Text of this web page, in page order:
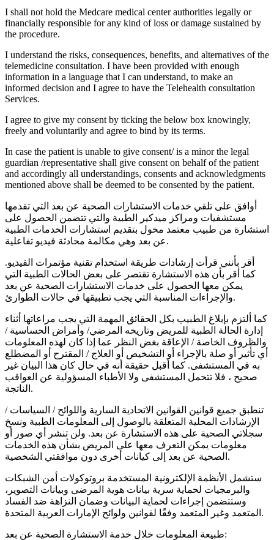
I shall not hold the Medcare medical center authorities legally or
financially responsible for any kind of loss or damage sustained by
the procedure.
I understand the risks, consequences, benefits, and alternatives of the
telemedicine consultation. I have been provided with enough
information in a language that I can understand, to make an
informed decision and I agree to have the Telehealth consultation
Services.
I agree to give my consent by ticking the below box knowingly,
freely and voluntarily and agree to bind by its terms.
In case the patient is unable to give consent/ is a minor the legal
guardian /representative shall give consent on behalf of the patient
and accordingly all understandings, consents and acknowledgments
mentioned above shall be deemed to be consented by the patient.
أوافق على تلقي خدمات الاستشارات الصحية عن بعد التي تقدمها
مستشفيات ومراكز ميدكير الطبية والتي تتضمن الحصول على
استشارة من طبيب معتمد مخول بتقديم استشارات الخدمات الطبية
عن بعد وهي مكالمة محادثة فيديو تفاعلية.
أقر بأنني قرأت إرشادات طريقة استخدام تقنية مؤتمرات الفيديو.
كما أقر بأن هذه الاستشارة تقتصر على بعض الحالات الطبية التي
يمكن معها الحصول على خدمات الاستشارات الصحية عن بعد
والإجراءات المناسبة التي يجب تطبيقها في حالات الطوارئ.
كما ألتزم بإبلاغ الطبيب بكل الحقائق المهمة التي يجب مراعاتها أثناء
إدارة الحالة الطبية للمريض وتاريخه المرضي/ وأمراض الحساسية /
والظروف الخاصة / الإعاقة بغض النظر عما إذا كان لهذه المعلومات
أي تأثير أو صلة بالإجراء أو التشخيص أو العلاج / المقترح أو المضطلع
به في المستشفى. كما أقبل حقيقة أنه في حال كان هذا البيان غير
صحيح ، فلا تتحمل المستشفى ولا الأطباء المسؤولية عن العواقب
الناتجة.
تنطبق جميع قوانين القوانين الاتحادية السارية واللوائح / السياسات /
الإرشادات المحلية المتعلقة بالوصول إلى المعلومات الطبية ونسخ
سجلاتي الصحية على هذه الاستشارة عن بعد. ولن تنشر أي صور أو
معلومات يمكن التعرف معها على المريض بشأن هذه الخدمات
الصحية عن بعد إلى كيانات أخرى دون موافقتي الشخصية.
ستشمل الأنظمة الإلكترونية المستخدمة بروتوكولات أمن الشبكات
والبرمجيات لحماية سرية بيانات هوية المرضى وبيانات التصوير،
وستتضمن إجراءات لحماية البيانات وضمان النزاهة ضد الفساد
المتعمد وغير المتعمد وفقًا لقوانين ولوائح الإمارات العربية المتحدة.
طبيعة المعلومات خلال خدمة الاستشارة الصحية عن بعد: